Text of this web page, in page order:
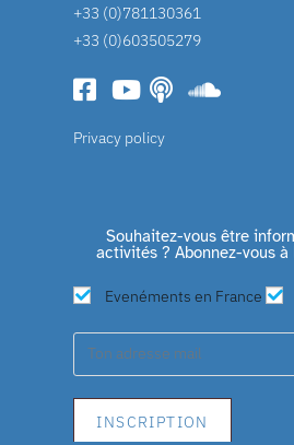
+33 (0)781130361
+33 (0)603505279
Privacy policy
Souhaitez-vous être
activités ? Abonnez-vous
Evenéments en France